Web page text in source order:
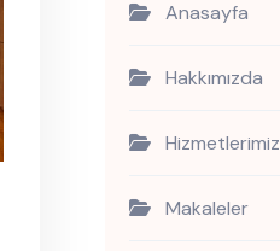
Anasayfa
Hakkımızda
Hizmetlerimiz
Makaleler